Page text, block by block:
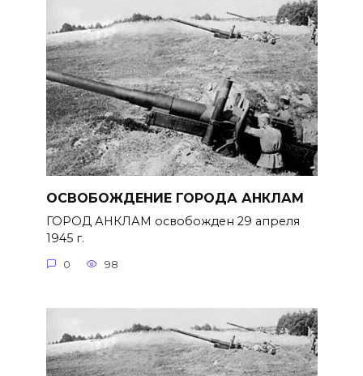
ОСВОБОЖДЕНИЕ ГОРОДА АНКЛАМ
ГОРОД АНКЛАМ освобожден 29 апреля
1945 г.
0 98